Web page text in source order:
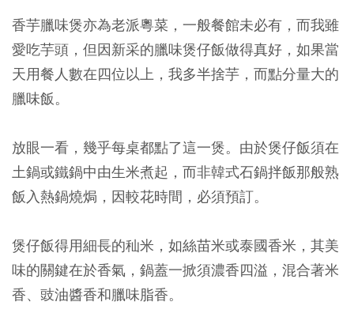
香芋臘味煲亦為老派粵菜，一般餐館未必有，而我雖
愛吃芋頭，但因新采的臘味煲仔飯做得真好，如果當
天用餐人數在四位以上，我多半捨芋，而點分量大的
臘味飯。
放眼一看，幾乎每桌都點了這一煲。由於煲仔飯須在
土鍋或鐵鍋中由生米煮起，而非韓式石鍋拌飯那般熟
飯入熱鍋燒焗，因較花時間，必須預訂。
煲仔飯得用細長的秈米，如絲苗米或泰國香米，其美
味的關鍵在於香氣，鍋蓋一掀須濃香四溢，混合著米
香、豉油醬香和臘味脂香。